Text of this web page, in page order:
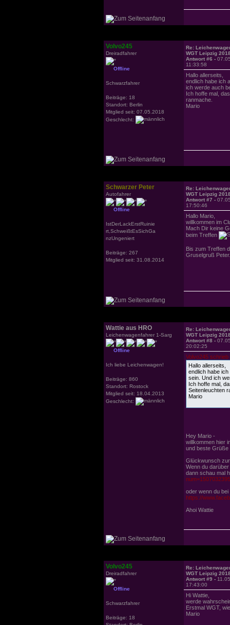
Volvo245
Dreiradfahrer
Offline
Schwarzfahrer
Beiträge: 18
Standort: Berlin
Mitglied seit: 07.05.2018
Geschlecht:
Re:
WGT Leipzig
Antwort #6 -
11:33:58
Hallo allerseits,
endlich habe ich
ich werde auch
Ich hoffe mal,
ranmache.
Mario
Schwarzer Peter
Autofahrer
Offline
IstDerLackErstRuinie
rt,SchweißtEsSichGa
nzUngeniert
Beiträge: 267
Mitglied seit: 31.08.2014
Re:
WGT Leipzig
Antwort #7 -
17:50:46
Hallo Mario,
willkommen im
Mach Dir keine
beim Treffen
Bis zum Treffen
Gruselgruß Peter.
Wattie aus HRO
Leichenwagenfahrer 1-Sarg
Offline
Ich liebe Leichenwagen!
Beiträge: 860
Standort: Rostock
Mitglied seit: 18.04.2013
Geschlecht:
Re:
WGT Leipzig
Antwort #8 -
20:02:25
Volvo245 schrieb
Hallo allerseits,
endlich habe
sein. Und ich
Ich hoffe mal,
Seitenleuchten
Mario
Hey Mario -
willkommen hier
und beste Grüße
Glückwunsch
Wenn du
dann schau mal
num=1507032395
oder wenn du
https://
Ahoi Wattie
Volvo245
Dreiradfahrer
Offline
Schwarzfahrer
Beiträge: 18
Re:
WGT Leipzig
Antwort #9 -
17:43:00
Hi Wattie,
werde
Erstmal WGT,
Mario